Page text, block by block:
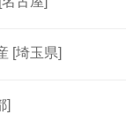
[埼玉県]
]